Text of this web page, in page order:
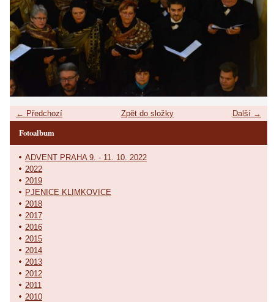
← Předchozí Další →
Zpět do složky
Fotoalbum
ADVENT PRAHA 9. - 11. 10. 2022
2022
2019
PJENICE KLIMKOVICE
2018
2017
2016
2015
2014
2013
2012
2011
2010